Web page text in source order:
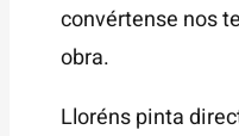
convértense nos
obra.
Lloréns pinta